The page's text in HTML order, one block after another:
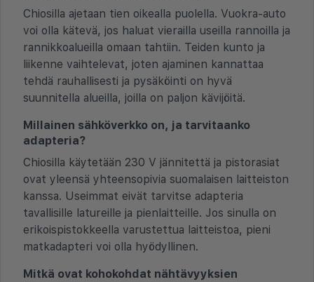
Chiosilla ajetaan tien oikealla puolella. Vuokra-auto
voi olla kätevä, jos haluat vierailla useilla rannoilla ja
rannikkoalueilla omaan tahtiin. Teiden kunto ja
liikenne vaihtelevat, joten ajaminen kannattaa
tehdä rauhallisesti ja pysäköinti on hyvä
suunnitella alueilla, joilla on paljon kävijöitä.
Millainen sähköverkko on, ja tarvitaanko
adapteria?
Chiosilla käytetään 230 V jännitettä ja pistorasiat
ovat yleensä yhteensopivia suomalaisen laitteiston
kanssa. Useimmat eivät tarvitse adapteria
tavallisille latureille ja pienlaitteille. Jos sinulla on
erikoispistokkeella varustettua laitteistoa, pieni
matkadapteri voi olla hyödyllinen.
Mitkä ovat kohokohdat nähtävyyksien